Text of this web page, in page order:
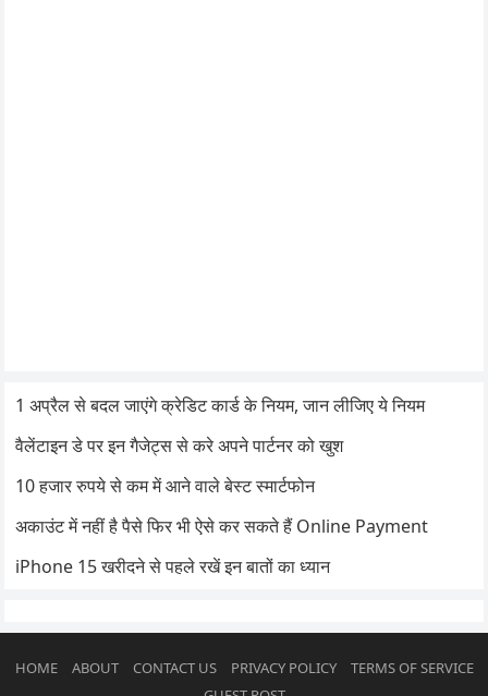
1 अप्रैल से बदल जाएंगे क्रेडिट कार्ड के नियम, जान लीजिए ये नियम
वैलेंटाइन डे पर इन गैजेट्स से करे अपने पार्टनर को खुश
10 हजार रुपये से कम में आने वाले बेस्ट स्मार्टफोन
अकाउंट में नहीं है पैसे फिर भी ऐसे कर सकते हैं Online Payment
iPhone 15 खरीदने से पहले रखें इन बातों का ध्यान
HOME ABOUT CONTACT US PRIVACY POLICY
TERMS OF SERVICE